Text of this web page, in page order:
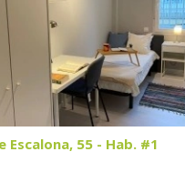
Escalona, 55 - Hab. #1